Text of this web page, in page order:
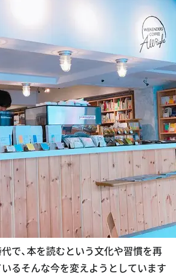
で、本を読むという文化や習慣を再
るそんな今を変えようとしています